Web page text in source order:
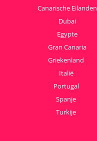
Canarische Eilanden
Dubai
Egypte
Gran Canaria
Griekenland
Italië
Portugal
Spanje
Turkije